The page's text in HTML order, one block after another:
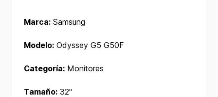
Marca: Samsung
Modelo: Odyssey G5 G50F
Categoría: Monitores
Tamaño: 32"